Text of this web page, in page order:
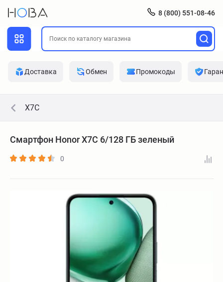
8 (800) 551-08-46
Доставка Обмен Промокоды
X7C
Смартфон Honor X7C 6/128 ГБ зеленый
0